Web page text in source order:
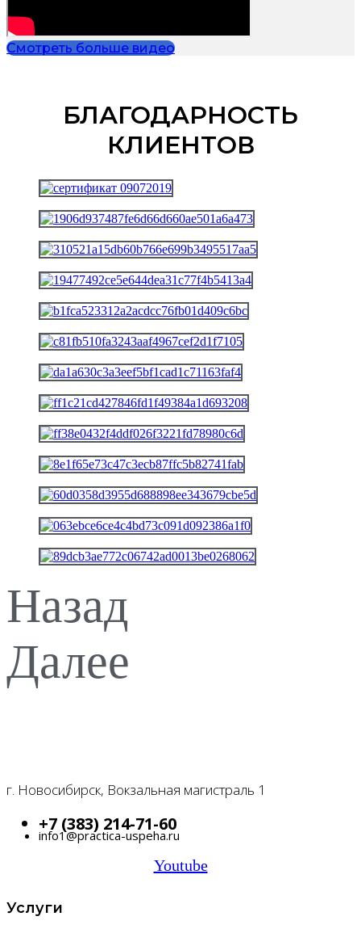
Смотреть больше видео
БЛАГОДАРНОСТЬ
КЛИЕНТОВ
Назад
Далее
г. Новосибирск, Вокзальная магистраль 1
+7 (383) 214-71-60
info1@practica-uspeha.ru
Youtube
Услуги